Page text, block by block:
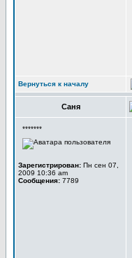
Вернуться к началу
Саня
*******
Зарегистрирован: Пн сен 07,
2009 10:36 am
Сообщения: 7789